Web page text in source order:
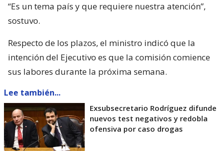
“Es un tema país y que requiere nuestra atención”,
sostuvo.
Respecto de los plazos, el ministro indicó que la
intención del Ejecutivo es que la comisión comience
sus labores durante la próxima semana.
Lee también...
Exsubsecretario Rodríguez difunde
nuevos test negativos y redobla
ofensiva por caso drogas